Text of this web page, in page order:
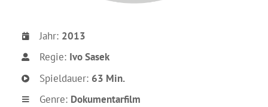
Jahr: 2013
Regie: Ivo Sasek
Spieldauer: 63 Min.
Genre: Dokumentarfilm